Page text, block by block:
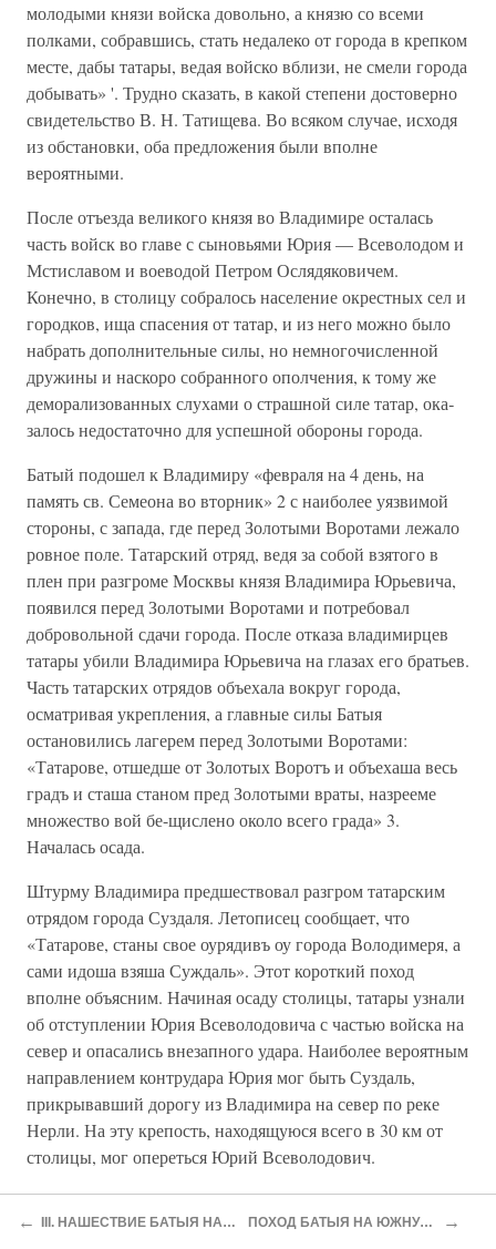
молодыми князи войска довольно, а князю со всеми
полками, собравшись, стать недалеко от города в крепком
месте, дабы татары, ведая войско вблизи, не смели города
добывать» '. Трудно сказать, в какой степени до­стоверно
свидетельство В. Н. Татищева. Во всяком случае, исходя
из об­становки, оба предложения были вполне
вероятными.
После отъезда великого князя во Владимире осталась
часть войск во главе с сыновьями Юрия — Всеволодом и
Мстиславом и воеводой Петром Ослядяковичем.
Конечно, в столицу собралось население окрестных сел и
городков, ища спасения от татар, и из него можно было
набрать дополни­тельные силы, но немногочисленной
дружины и наскоро собранного опол­чения, к тому же
деморализованных слухами о страшной силе татар, ока­
залось недостаточно для успешной обороны города.
Батый подошел к Владимиру «февраля на 4 день, на
память св. Семеона во вторник» 2 с наиболее уязвимой
стороны, с запада, где перед Золо­тыми Воротами лежало
ровное поле. Татарский отряд, ведя за собой взя­того в
плен при разгроме Москвы князя Владимира Юрьевича,
появился перед Золотыми Воротами и потребовал
добровольной сдачи горо­да. После отказа владимирцев
татары убили Владимира Юрьевича на гла­зах его братьев.
Часть татарских отрядов объехала вокруг города,
осматри­вая укрепления, а главные силы Батыя
остановились лагерем перед Золо­тыми Воротами:
«Татарове, отшедше от Золотых Воротъ и объехаша весь
градъ и сташа станом пред Золотыми враты, назрееме
множество вой бе-щислено около всего града» 3.
Началась осада.
Штурму Владимира предшествовал разгром татарским
отрядом горо­да Суздаля. Летописец сообщает, что
«Татарове, станы свое оурядивъ оу города Володимеря, а
сами идоша взяша Суждаль». Этот короткий поход
вполне объясним. Начиная осаду столицы, татары узнали
об отступлении Юрия Всеволодовича с частью войска на
север и опасались внезапного удара. Наиболее вероятным
направлением контрудара Юрия мог быть Суздаль,
прикрывавший дорогу из Владимира на север по реке
Нерли. На эту крепость, находящуюся всего в 30 км от
столицы, мог опереться Юрий Всеволодович.
Суздаль, оставшийся почти без защитников и лишенный
ввиду зим­него времени своего основного прикрытия —
← III. НАШЕСТВИЕ БАТЫЯ НА СЕВЕРО-ВОСТОЧНУЮ РУСЬ (ОСЕНЬ 1237 —ВЕСНА 1238 г.) ПОХОД БАТЫЯ НА ЮЖНУЮ И ЮГО-ЗАПАДНУЮ РУСЬ (ОСЕНЬ 1240 —ВЕСНА 1241 г.) →